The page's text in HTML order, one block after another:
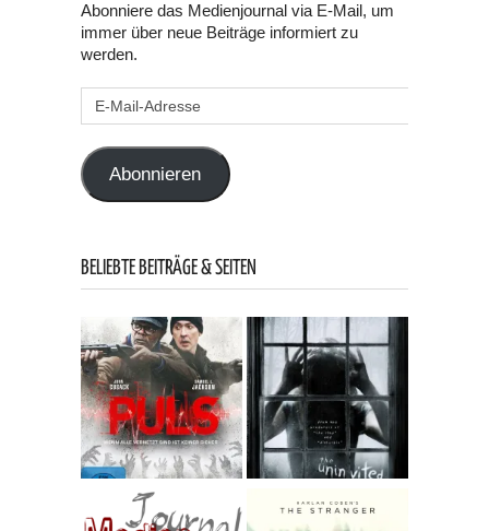
Abonniere das Medienjournal via E-Mail, um
immer über neue Beiträge informiert zu
werden.
Abonnieren
BELIEBTE BEITRÄGE & SEITEN